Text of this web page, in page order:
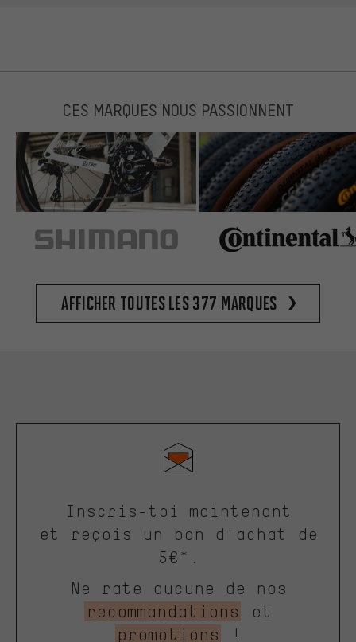
CES MARQUES NOUS PASSIONNENT
Afficher toutes les 377 marques
Inscris-toi maintenant
et reçois un bon d'achat de
5€*.
Ne rate aucune de nos
recommandations
et
promotions
!